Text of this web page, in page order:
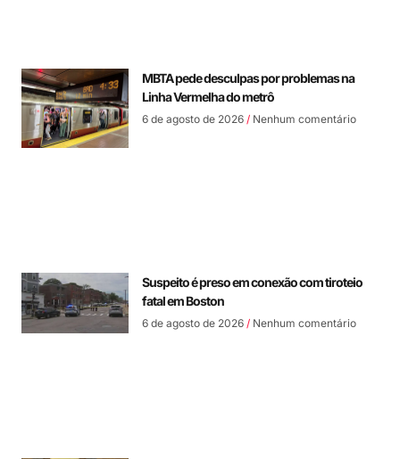
MBTA pede desculpas por problemas na
Linha Vermelha do metrô
6 de agosto de 2026 Nenhum comentário
Suspeito é preso em conexão com tiroteio
fatal em Boston
6 de agosto de 2026 Nenhum comentário